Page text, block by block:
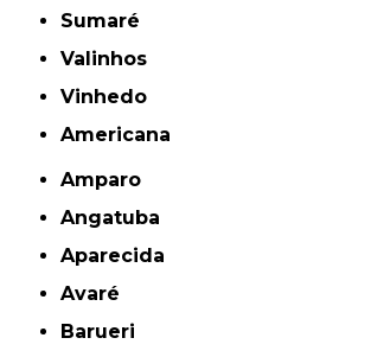
Sumaré
Valinhos
Vinhedo
americana
Amparo
Angatuba
Aparecida
Avaré
Barueri